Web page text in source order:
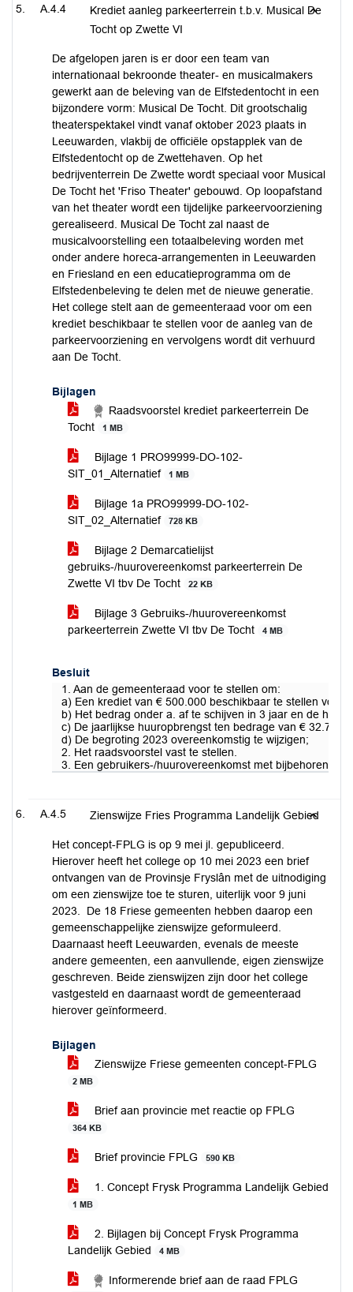
A.4.4
Krediet aanleg parkeerterrein t.b.v. Musical De
Tocht op Zwette VI
De afgelopen jaren is er door een team van
internationaal bekroonde theater- en musicalmakers
gewerkt aan de beleving van de Elfstedentocht in een
bijzondere vorm: Musical De Tocht. Dit grootschalig
theaterspektakel vindt vanaf oktober 2023 plaats in
Leeuwarden, vlakbij de officiële opstapplek van de
Elfstedentocht op de Zwettehaven. Op het
bedrijventerrein De Zwette wordt speciaal voor Musical
De Tocht het 'Friso Theater' gebouwd. Op loopafstand
van het theater wordt een tijdelijke parkeervoorziening
gerealiseerd. Musical De Tocht zal naast de
musicalvoorstelling een totaalbeleving worden met
onder andere horeca-arrangementen in Leeuwarden
en Friesland en een educatieprogramma om de
Elfstedenbeleving te delen met de nieuwe generatie.
Het college stelt aan de gemeenteraad voor om een
krediet beschikbaar te stellen voor de aanleg van de
parkeervoorziening en vervolgens wordt dit verhuurd
aan De Tocht.
Bijlagen
Raadsvoorstel krediet parkeerterrein De
Tocht
1 MB
Bijlage 1 PRO99999-DO-102-
SIT_01_Alternatief
1 MB
Bijlage 1a PRO99999-DO-102-
SIT_02_Alternatief
728 KB
Bijlage 2 Demarcatielijst
gebruiks-/huurovereenkomst parkeerterrein De
Zwette VI tbv De Tocht
22 KB
Bijlage 3 Gebruiks-/huurovereenkomst
parkeerterrein Zwette VI tbv De Tocht
4 MB
Besluit
1. Aan de gemeenteraad voor te stellen om:
a) Een krediet van € 500.000 beschikbaar te stellen voor
b) Het bedrag onder a. af te schijven in 3 jaar en de
c) De jaarlijkse huuropbrengst ten bedrage van € 32.775
d) De begroting 2023 overeenkomstig te wijzigen;
2. Het raadsvoorstel vast te stellen.
3. Een gebruikers-/huurovereenkomst met bijbehorende
A.4.5 Zienswijze Fries Programma Landelijk Gebied
Het concept-FPLG is op 9 mei jl. gepubliceerd.
Hierover heeft het college op 10 mei 2023 een brief
ontvangen van de Provinsje Fryslân met de uitnodiging
om een zienswijze toe te sturen, uiterlijk voor 9 juni
2023. De 18 Friese gemeenten hebben daarop een
gemeenschappelijke zienswijze geformuleerd.
Daarnaast heeft Leeuwarden, evenals de meeste
andere gemeenten, een aanvullende, eigen zienswijze
geschreven. Beide zienswijzen zijn door het college
vastgesteld en daarnaast wordt de gemeenteraad
hierover geïnformeerd.
Bijlagen
Zienswijze Friese gemeenten concept-FPLG
2 MB
Brief aan provincie met reactie op FPLG
364 KB
Brief provincie FPLG 590 KB
1. Concept Frysk Programma Landelijk Gebied
1 MB
2. Bijlagen bij Concept Frysk Programma
Landelijk Gebied
4 MB
Informerende brief aan de raad FPLG